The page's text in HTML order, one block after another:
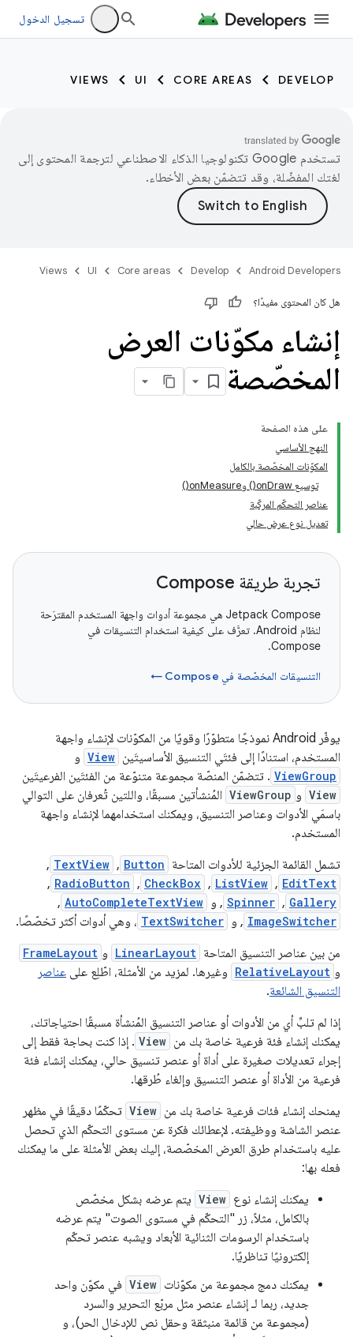
تسجيل الدخول
DEVELOP
CORE AREAS
UI
VIEWS
تستخدم Google تكنولوجيا الذكاء الاصطناعي لترجمة المحتوى إلى
لغتك المفضّلة، وقد تتضمّن بعض الأخطاء.
Android Developers
Develop
Core areas
UI
Views
هل كان المحتوى مفيدًا؟
إنشاء مكوّنات العرض
المخصّصة
على هذه الصفحة
النهج الأساسي
المكوّنات المخصّصة بالكامل
توسيع onDraw() وonMeasure()
عناصر التحكّم المركّبة
تعديل نوع عرض حالي
تجربة طريقة Compose
‫Jetpack Compose هي مجموعة أدوات واجهة المستخدم المقترَحة
لنظام Android. تعرَّف على كيفية استخدام التنسيقات في
Compose.
التنسيقات المخصّصة في Compose ←
يوفّر Android نموذجًا متطوّرًا وقويًا من المكوّنات لإنشاء واجهة
المستخدم، استنادًا إلى فئتَي التنسيق الأساسيتَين View و
ViewGroup . تتضمّن المنصّة مجموعة متنوّعة من الفئتَين الفرعيتَين
View و ViewGroup المُنشأتين مسبقًا، واللتين تُعرفان على التوالي
باسمَي الأدوات وعناصر التنسيق، ويمكنك استخدامهما لإنشاء واجهة
المستخدم.
تشمل القائمة الجزئية للأدوات المتاحة Button
,
TextView
,
EditText
,
ListView
,
CheckBox
,
RadioButton
,
Gallery
,
Spinner , و AutoCompleteTextView
,
ImageSwitcher , و TextSwitcher ، وهي أدوات أكثر تخصّصًا.
من بين عناصر التنسيق المتاحة LinearLayout و FrameLayout
و RelativeLayout وغيرها. لمزيد من الأمثلة، اطّلِع على عناصر
التنسيق الشائعة.
إذا لم تلبِّ أي من الأدوات أو عناصر التنسيق المُنشأة مسبقًا احتياجاتك،
يمكنك إنشاء فئة فرعية خاصة بك من View . إذا كنت بحاجة فقط إلى
إجراء تعديلات صغيرة على أداة أو عنصر تنسيق حالي، يمكنك إنشاء فئة
فرعية من الأداة أو عنصر التنسيق وإلغاء طُرقها.
يمنحك إنشاء فئات فرعية خاصة بك من View تحكّمًا دقيقًا في مظهر
عنصر الشاشة ووظيفته. لإعطائك فكرة عن مستوى التحكّم الذي تحصل
عليه باستخدام طرق العرض المخصّصة، إليك بعض الأمثلة على ما يمكنك
فعله بها:
يمكنك إنشاء نوع View يتم عرضه بشكل مخصّص
بالكامل، مثلاً، زر "التحكّم في مستوى الصوت" يتم عرضه
باستخدام الرسومات الثنائية الأبعاد ويشبه عنصر تحكّم
إلكترونيًا تناظريًا.
يمكنك دمج مجموعة من مكوّنات View في مكوّن واحد
جديد، ربما لـ إنشاء عنصر مثل مربّع التحرير والسرد
(مجموعة من قائمة منبثقة وحقل نص للإدخال الحر)، و